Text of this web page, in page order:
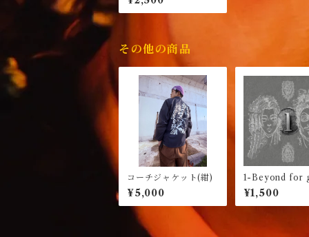
その他の商品
コーチジャケット(紺)
¥5,000
1-Beyond for
over-
¥1,500